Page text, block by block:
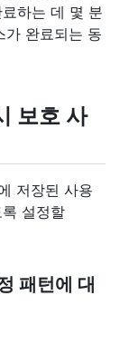
하는 데 몇 분
가 완료되는 동
보호 사
저장된 사용
설정할
패턴에 대